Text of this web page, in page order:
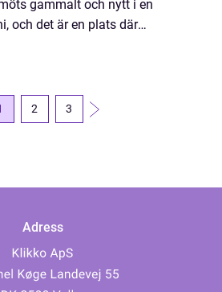
gammalt och nytt i en
och det är en plats där
2 3
Adress